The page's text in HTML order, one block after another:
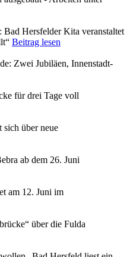
Hersfelder Kita veranstaltet
Beitrag lesen
Zwei Jubiläen, Innenstadt-
für drei Tage voll
sich über neue
ab dem 26. Juni
am 12. Juni im
über die Fulda